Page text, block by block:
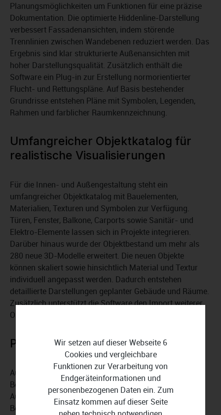
Planungsmöglichkeiten um Funktionen für eine präzise
Dokumentation. Die optimierte Hiddenline-Darstellung
verbessert Fassadenansichten, indem störende
Trennlinien zwischen Wandebenen reduziert werden. Das
Ergebnis sind klar strukturierte Außenansichten mit
hoher Darstellungsqualität. Zusätzlich enthält die
Software ein Plug-in zur Erstellung normorientierter
Flucht- und Rettungspläne. Auf Basis bestehender
Grundrisse entstehen Pläne mit Symbolen, Legenden,
Rahmen und farblicher Raumkennzeichnung.
Umfangreicher Objektkatalog für
realistische Visualisierungen
Für die Innen- und Außengestaltung steht ein
umfangreicher Objektkatalog mit Bauelementen,
Materialien, Texturen und Symbolen zur Verfügung.
Türen, Fenster, Balkone, Carports sowie Sanitär- und
Elektro-Elemente lassen sich in Projekte integrieren.
Darüber hinaus wurde der Objektbestand um mehr als
280 neue 3D-Modelle erweitert. Die neuen Objekte
können skaliert sowie hinsichtlich Material und Textur
individuell angepasst werden. Dadurch entstehen
detaillierte Darstellungen geplanter Gebäude und Räume.
Zusätzlich unterstützt die Software den Import weiterer
Objekte über die Formate SketchUp und Collada.
Photovoltaik-Anlagen planen
Auch die Planung von Photovoltaik-Anlagen ist
Bestandteil von Ashampoo 3D CAD Architecture 14. Für
Aufdach- und Flachdachanlagen können geeignete
Bereiche definiert und Solarmodule gezielt positioniert
Wir setzen auf dieser Webseite 6
Cookies und vergleichbare
Funktionen zur Verarbeitung von
Endgeräteinformationen und
personenbezogenen Daten ein. Zum
Einsatz kommen auf dieser Seite